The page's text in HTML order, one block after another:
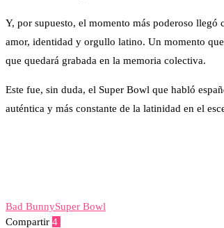
Y, por supuesto, el momento más poderoso
amor, identidad y orgullo latino. Un momento
que quedará grabada en la memoria colectiva.
Este fue, sin duda, el Super Bowl que habló
auténtica y más constante de la latinidad en el
Bad BunnySuper Bowl
Compartir 4